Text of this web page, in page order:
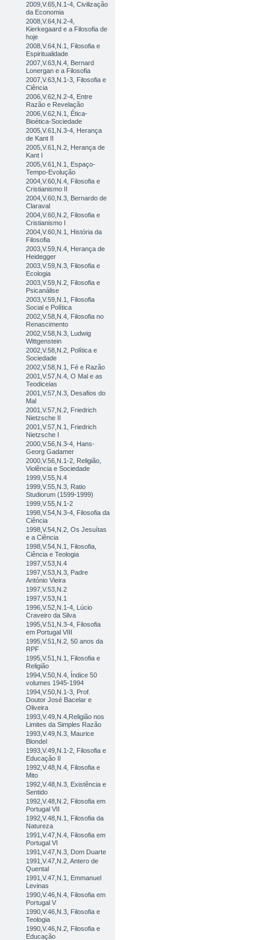
2009,V.65,N.1-4, Civilização
da Economia
2008,V.64,N.2-4,
Kierkegaard e a Filosofia de
hoje
2008,V.64,N.1, Filosofia e
Espiritualidade
2007,V.63,N.4, Bernard
Lonergan e a Filosofia
2007,V.63,N.1-3, Filosofia e
Ciência
2006,V.62,N.2-4, Entre
Razão e Revelação
2006,V.62,N.1, Ética-
Bioética-Sociedade
2005,V.61,N.3-4, Herança
de Kant II
2005,V.61,N.2, Herança de
Kant I
2005,V.61,N.1, Espaço-
Tempo-Evolução
2004,V.60,N.4, Filosofia e
Cristianismo II
2004,V.60,N.3, Bernardo de
Claraval
2004,V.60,N.2, Filosofia e
Cristianismo I
2004,V.60,N.1, História da
Filosofia
2003,V.59,N.4, Herança de
Heidegger
2003,V.59,N.3, Filosofia e
Ecologia
2003,V.59,N.2, Filosofia e
Psicanálise
2003,V.59,N.1, Filosofia
Social e Política
2002,V.58,N.4, Filosofia no
Renascimento
2002,V.58,N.3, Ludwig
Wittgenstein
2002,V.58,N.2, Política e
Sociedade
2002,V.58,N.1, Fé e Razão
2001,V.57,N.4, O Mal e as
Teodiceias
2001,V.57,N.3, Desafios do
Mal
2001,V.57,N.2, Friedrich
Nietzsche II
2001,V.57,N.1, Friedrich
Nietzsche I
2000,V.56,N.3-4, Hans-
Georg Gadamer
2000,V.56,N.1-2, Religião,
Violência e Sociedade
1999,V.55,N.4
1999,V.55,N.3, Ratio
Studiorum (1599-1999)
1999,V.55,N.1-2
1998,V.54,N.3-4, Filosofia da
Ciência
1998,V.54,N.2, Os Jesuítas
e a Ciência
1998,V.54,N.1, Filosofia,
Ciência e Teologia
1997,V.53,N.4
1997,V.53,N.3, Padre
António Vieira
1997,V.53,N.2
1997,V.53,N.1
1996,V.52,N.1-4, Lúcio
Craveiro da Silva
1995,V.51,N.3-4, Filosofia
em Portugal VIII
1995,V.51,N.2, 50 anos da
RPF
1995,V.51,N.1, Filosofia e
Religião
1994,V.50,N.4, Índice 50
volumes 1945-1994
1994,V.50,N.1-3, Prof.
Doutor José Bacelar e
Oliveira
1993,V.49,N.4,Religião nos
Limites da Simples Razão
1993,V.49,N.3, Maurice
Blondel
1993,V.49,N.1-2, Filosofia e
Educação II
1992,V.48,N.4, Filosofia e
Mito
1992,V.48,N.3, Existência e
Sentido
1992,V.48,N.2, Filosofia em
Portugal VII
1992,V.48,N.1, Filosofia da
Natureza
1991,V.47,N.4, Filosofia em
Portugal VI
1991,V.47,N.3, Dom Duarte
1991,V.47,N.2, Antero de
Quental
1991,V.47,N.1, Emmanuel
Levinas
1990,V.46,N.4, Filosofia em
Portugal V
1990,V.46,N.3, Filosofia e
Teologia
1990,V.46,N.2, Filosofia e
Educação